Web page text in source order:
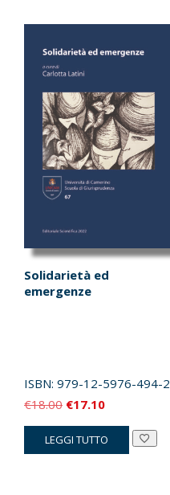
Solidarietà ed
emergenze
ISBN: 979-12-5976-494-2
€18.00 Il
prezzo
originale
€17.10Il
prezzo
attuale
LEGGI TUTTO